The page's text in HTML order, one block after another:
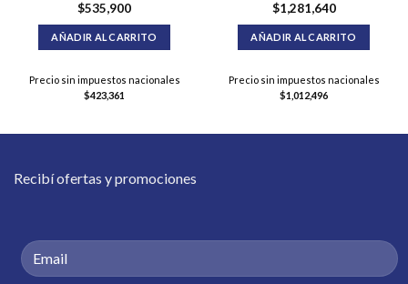
$535,900
AÑADIR AL CARRITO
Precio sin impuestos nacionales
$423,361
$1,281,640
AÑADIR AL CARRITO
Precio sin impuestos nacionales
$1,012,496
Recibí ofertas y promociones